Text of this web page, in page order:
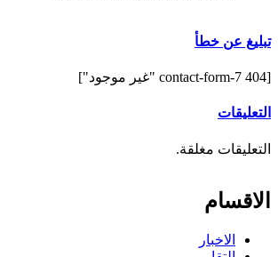
تبليغ عن خطأ
[contact-form-7 404 "غير موجود"]
التعليقات
التعليقات مغلقة.
الاقسام
الاخبار